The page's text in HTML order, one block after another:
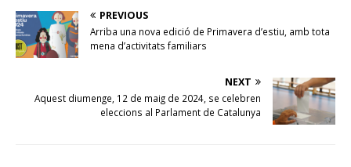
PREVIOUS
Arriba una nova edició de Primavera d’estiu, amb tota
mena d’activitats familiars
NEXT
Aquest diumenge, 12 de maig de 2024, se celebren
eleccions al Parlament de Catalunya